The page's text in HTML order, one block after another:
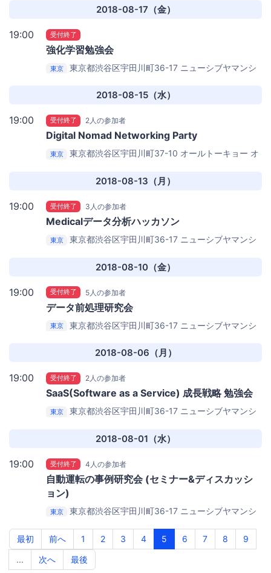
2018-08-17（金）
19:00 受付終了
強化学習勉強会
東京
東京都渋谷区宇田川町36-17 ニューシブヤマンシ
2018-08-15（水）
19:00 受付終了 2人の参加者
Digital Nomad Networking Party
東京 東京都渋谷区宇田川町37-10 オールトーキョー オ
2018-08-13（月）
19:00 受付終了 3人の参加者
Medicalデー­­タ分析ハッカソン
東京
東京都渋谷区宇田川町36-17 ニューシブヤマンシ
2018-08-10（金）
19:00 受付終了 5人の参加者
データ前処理研究会
東京
東京都渋谷区宇田川町36-17 ニューシブヤマンシ
2018-08-06（月）
19:00 受付終了 2人の参加者
SaaS(Software as a Service) 成長戦略 勉強会
東京
東京都渋谷区宇田川町36-17 ニューシブヤマンシ
2018-08-01（水）
19:00 受付終了 4人の参加者
自動運転の事例研究会 (セミナー&ディスカッシ
ョン)
東京
東京都渋谷区宇田川町36-17 ニューシブヤマンシ
202）
最初 前へ 1 2 3 4 5 6 7 8
9
...
次へ 最後